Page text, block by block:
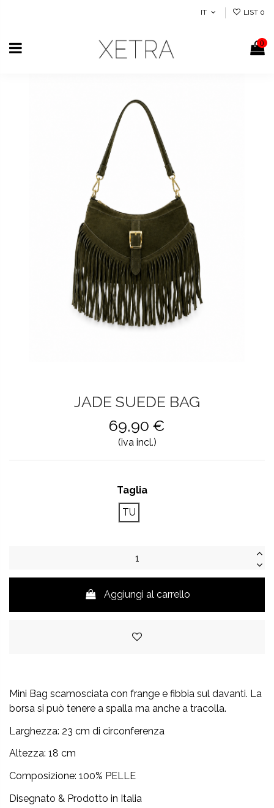
IT LIST 0
0
JADE SUEDE BAG
69,90 €
(iva incl.)
Taglia
TU
Aggiungi al carrello
Mini Bag scamosciata con frange e fibbia sul davanti. La
borsa si può tenere a spalla ma anche a tracolla.
Larghezza: 23 cm di circonferenza
Altezza: 18 cm
Composizione: 100% PELLE
Disegnato & Prodotto in Italia